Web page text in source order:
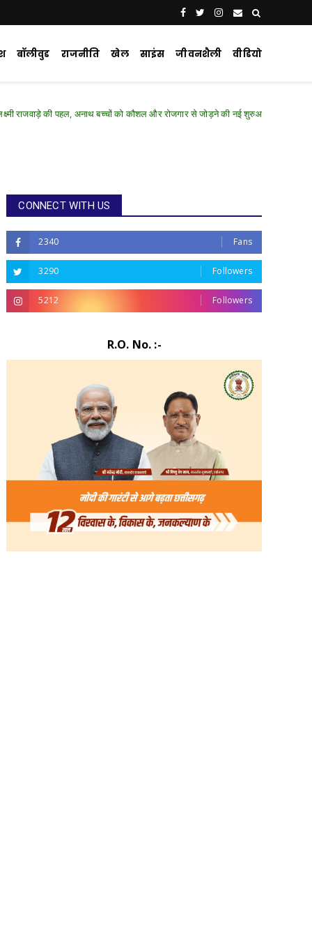
बॉलीवुड राजनीति खेल साइंस जीवनशैली वीडियो
अनाथ बच्चों को कौशल और रोजगार से जोड़ने की नई शुरुआत Chhattisgarh
CONNECT WITH US
2340 Fans
3290 Followers
5212 Followers
R.O. No. :-